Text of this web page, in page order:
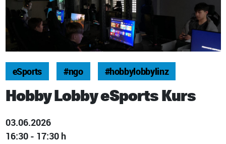
eSports #ngo #hobbylobbylinz
Hobby Lobby eSports Kurs
03.06.2026
16:30 - 17:30 h